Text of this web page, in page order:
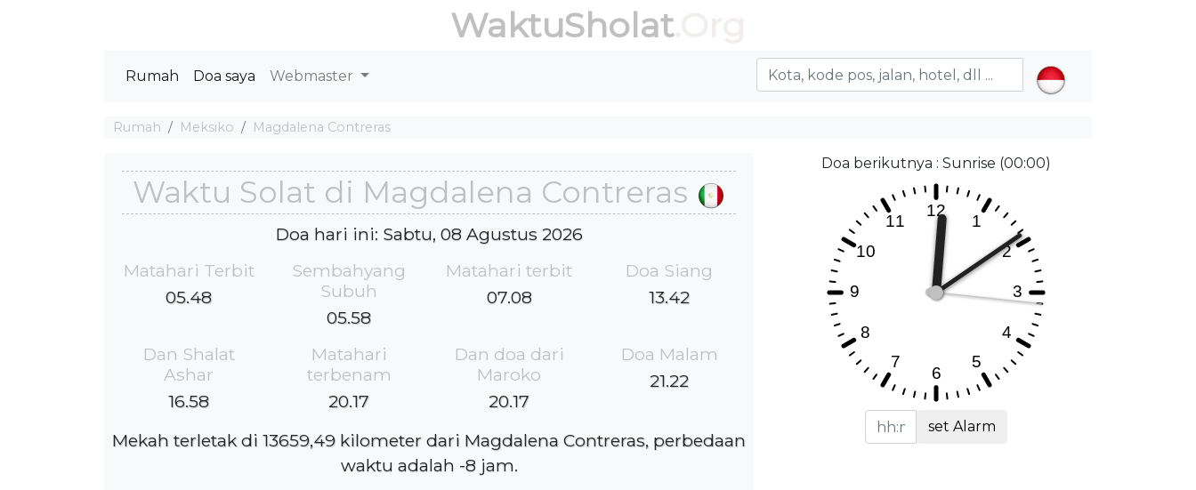
WaktuSholat.Org
Rumah Doa saya Webmaster
Rumah Meksiko Magdalena Contreras
Waktu Solat di Magdalena Contreras
Doa hari ini: Sabtu, 08 Agustus 2026
Matahari Terbit
05.48
Sembahyang
Subuh
05.58
Matahari terbit
07.08
Doa Siang
13.42
Dan Shalat
Ashar
16.58
Matahari
terbenam
20.17
Dan doa dari
Maroko
20.17
Doa Malam
21.22
Mekah terletak di 13659,49 kilometer dari Magdalena Contreras, perbedaan
waktu adalah -8 jam.
Doa berikutnya : Sunrise (00:00)
set Alarm